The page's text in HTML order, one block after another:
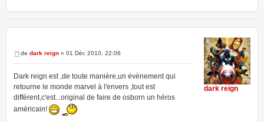
de dark reign » 01 Déc 2010, 22:06
Dark reign est ,de toute manière,un évènement qui
retourne le monde marvel à l'envers ,tout est
différent,c'est...original de faire de osborn un héros
américain!
dark reign